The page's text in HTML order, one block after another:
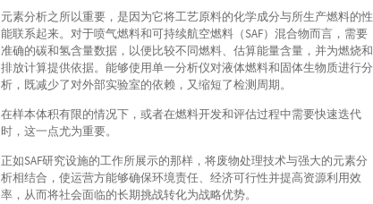
元素分析之所以重要，是因为它将工艺原料的化学成分与所生产燃料的性
能联系起来。对于喷气燃料和可持续航空燃料（SAF）混合物而言，需要
准确的碳和氢含量数据，以便比较不同燃料、估算能量含量，并为燃烧和
排放计算提供依据。能够使用单一分析仪对液体燃料和固体生物质进行分
析，既减少了对外部实验室的依赖，又缩短了检测周期。
在样本体积有限的情况下，或者在燃料开发和评估过程中需要快速迭代
时，这一点尤为重要。
正如SAF研究设施的工作所展示的那样，将废物处理技术与强大的元素分
析相结合，使运营方能够确保环境责任、经济可行性并提高资源利用效
率，从而将社会面临的长期挑战转化为战略优势。